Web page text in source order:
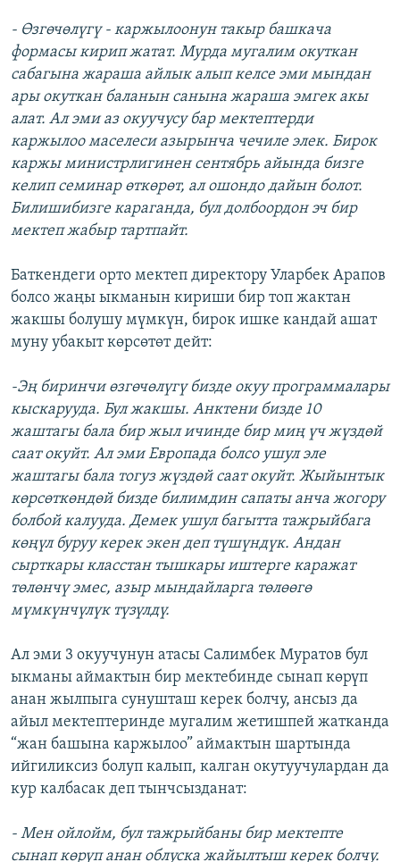
- Өзгөчөлүгү - каржылоонун такыр башкача
формасы кирип жатат. Мурда мугалим окуткан
сабагына жараша айлык алып келсе эми мындан
ары окуткан баланын санына жараша эмгек акы
алат. Ал эми аз окуучусу бар мектептерди
каржылоо маселеси азырынча чечиле элек. Бирок
каржы министрлигинен сентябрь айында бизге
келип семинар өткөрөт, ал ошондо дайын болот.
Билишибизге караганда, бул долбоордон эч бир
мектеп жабыр тартпайт.
Баткендеги орто мектеп директору Уларбек Арапов
болсо жаңы ыкманын кириши бир топ жактан
жакшы болушу мүмкүн, бирок ишке кандай ашат
муну убакыт көрсөтөт дейт:
-Эң биринчи өзгөчөлүгү бизде окуу программалары
кыскарууда. Бул жакшы. Анктени бизде 10
жаштагы бала бир жыл ичинде бир миң үч жүздөй
саат окуйт. Ал эми Европада болсо ушул эле
жаштагы бала тогуз жүздөй саат окуйт. Жыйынтык
көрсөткөндөй бизде билимдин сапаты анча жогору
болбой калууда. Демек ушул багытта тажрыйбага
көңүл буруу керек экен деп түшүндүк. Андан
сырткары класстан тышкары иштерге каражат
төлөнчү эмес, азыр мындайларга төлөөгө
мүмкүнчүлүк түзүлдү.
Ал эми 3 окуучунун атасы Салимбек Муратов бул
ыкманы аймактын бир мектебинде сынап көрүп
анан жылпыга сунушташ керек болчу, ансыз да
айыл мектептеринде мугалим жетишпей жатканда
“жан башына каржылоо” аймактын шартында
ийгиликсиз болуп калып, калган окутуучулардан да
кур калбасак деп тынчсызданат:
- Мен ойлойм, бул тажрыйбаны бир мектепте
сынап көрүп анан облуска жайылтыш керек болчу.